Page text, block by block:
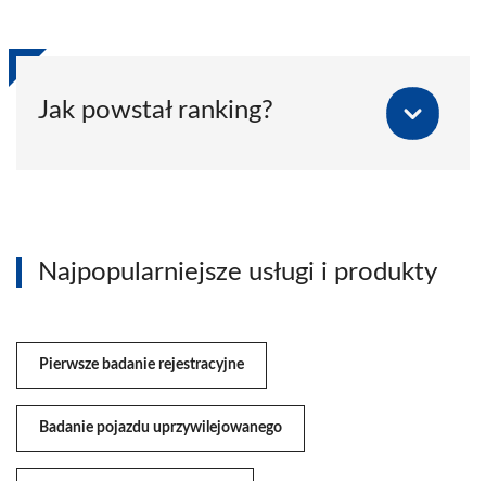
Jak powstał ranking?
Najpopularniejsze usługi i produkty
Pierwsze badanie rejestracyjne
Badanie pojazdu uprzywilejowanego